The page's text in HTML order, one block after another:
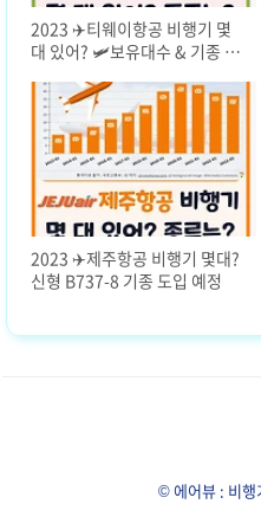
2023 ✈️티웨이항공 비행기 몇
대 있어? 🛩️보유대수 & 기종 총
2023 ✈️제주항공 비행기 몇대?
신형 B737-8 기종 도입 예정
© 에어뷰 : 비행